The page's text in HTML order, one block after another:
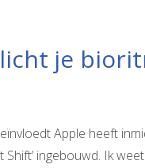
je
Apple heeft
Shift’ ingebouwd. Ik